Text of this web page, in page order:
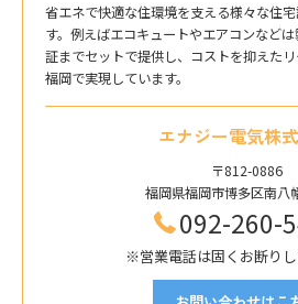
省エネで快適な住環境を支える様々な住
す。例えばエコキュートやエアコンなど
証までセットで提供し、コストを抑えた
福岡で実現しています。
エナジー電気株
〒812-0886
福岡県福岡市博多区南八
092-260-
※営業電話は固くお断り